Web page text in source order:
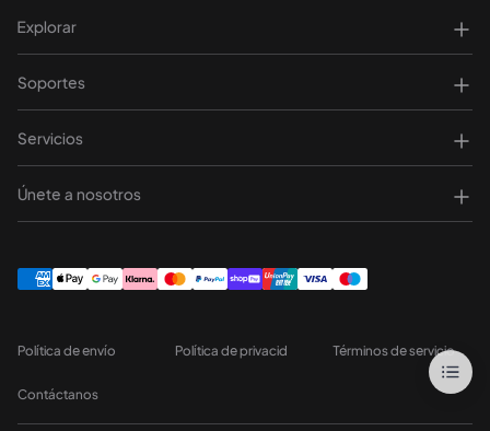
Explorar
Soportes
Servicios
Únete a nosotros
Política de envío Política de privacid Términos de servicio
Contáctanos